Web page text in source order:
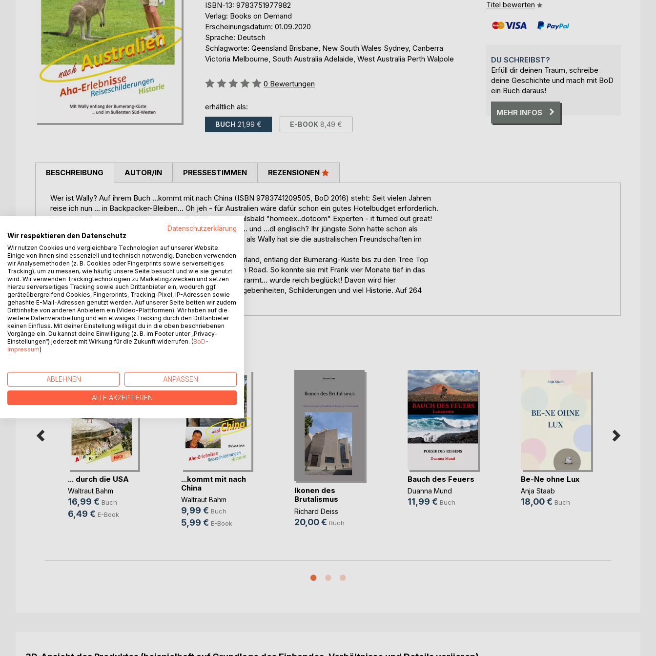
ISBN-13: 9783751977982
Verlag: Books on Demand
Erscheinungsdatum: 01.09.2020
Sprache: Deutsch
Schlagworte: Qeensland Brisbane, New South Wales Sydney, Canberra
Victoria Melbourne, South Australia Adelaide, West Australia Perth Walpole
Bewertung::
0 Bewertungen
erhältlich als:
BUCH 21,99 € E-BOOK 8,49 €
Titel bewerten
DU SCHREIBST?
Erfüll dir deinen Traum, schreibe
deine Geschichte und mach mit BoD
ein Buch daraus!
MEHR INFOS
BESCHREIBUNG
Wer ist Wally? Auf ihrem Buch ...kommt mit nach China (ISBN 9783741209505, BoD 2016) steht: Seit vielen Jahren
reise ich nun ... in Backpacker-Bleiben... Oh jeh - für Australien wäre dafür schon ein gutes Hotelbudget erforderlich.
Was nun? "Travel & Work" für Ruheständler? Wir wurden alsbald "homeex..dotcom" Experten - it turned out great!
Wir passten alles auf einfach und verständlich an. Aber Tr... und ...dl englisch? Ihr jüngste Sohn hatte schon als
kleiner Junge das Traudl mit "Wally" klanglich klargestellt - als Wally hat sie die australischen Freundschaften im
Fluge gewonnen, beim Gegenbesuch in Berlin vertieft.
Unterwegs vom Great Barrier Reef und Brisbane, im Hinterland, entlang der Bumerang-Küste bis zu den Tree Top
Walks im fernen Süd-Westen. Perth, dann die Great Ocean Road. So konnte sie mit Frank vier Monate tief in das
Leben und Erleben von Australien eintauchen - ist nicht verarmt... wurde reich beglückt! Davon wird hier
schwungvoll und detailreich berichtet: Aha-Erlebnisse, Begebenheiten, Schilderungen und viel Historie. Auf 264
Seiten mit 133 Farbbildern.
AUTOR/IN PRESSESTIMMEN REZENSIONEN
WEITERE TITEL BEIBoD
... durch die USA
Waltraut Bahm
16,99 € Buch
6,49 € E-Book
...kommt mit nach
China
Waltraut Bahm
9,99 € Buch
5,99 € E-Book
Ikonen des
Brutalismus
Richard Deiss
20,00 € Buch
Bauch des Feuers
Duanna Mund
11,99 € Buch
Be-Ne ohne Lux
Anja Staab
18,00 € Buch
Datenschutzerklärung
Wir respektieren den Datenschutz
Wir nutzen Cookies und vergleichbare Technologien auf unserer Website.
Einige von ihnen sind essenziell und technisch notwendig. Daneben verwenden
wir Analysemethoden (z. B. Cookies oder Fingerprints sowie serverseitiges
Tracking), um zu messen, wie häufig unsere Seite besucht und wie sie genutzt
wird. Wir verwenden Trackingtechnologien zu Marketingzwecken und setzen
hierzu serverseitiges Tracking sowie auch Drittanbieter ein, wodurch ggf.
geräteübergreifend Cookies, Fingerprints, Tracking-Pixel, IP-Adressen sowie
gehashte E-Mail-Adressen genutzt werden. Auf unserer Seite betten wir zudem
Drittinhalte von anderen Anbietern ein (Video-Plattformen). Wir haben auf die
weitere Datenverarbeitung und ein etwaiges Tracking durch den Drittanbieter
keinen Einfluss. Mit deiner Einstellung willigst du in die oben beschriebenen
Vorgänge ein. Du kannst deine Einwilligung (z. B. im Footer unter „Privacy-
Einstellungen“) jederzeit mit Wirkung für die Zukunft widerrufen. (BoD-
Impressum)
ABLEHNEN ANPASSEN
ALLE AKZEPTIEREN